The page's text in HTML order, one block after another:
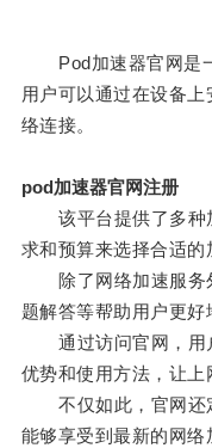
Pod加速器官网是一
用户可以通过在设备
络连接。
pod加速器官网注册
该平台提供了多种
求和预算来选择合适的
除了网络加速服务
题解答等帮助用户更好
通过访问官网，用户
优势和使用方法，让上
不仅如此，官网还
能够享受到最新的网络